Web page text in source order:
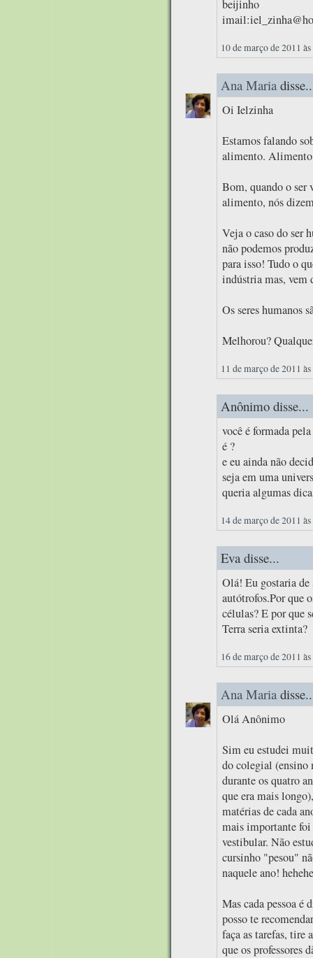
beijinho
10 de março de 2011
Ana Maria
Oi Ielzinha
Estamos falando
alimento. Alimento
Bom, quando o ser
alimento, nós
Veja o caso do ser
não podemos
para isso! Tudo o
indústria mas, vem
Os seres humanos
Melhorou?
11 de março de 2011
Anônimo disse...
você é formada
é ?
e eu ainda não
seja em uma
queria algumas
14 de março de 2011
Eva disse...
Olá! Eu gostaria
autótrofos.Por que
células? E por que
Terra seria extinta?
16 de março de 2011
Ana Maria
Olá Anônimo
Sim eu estudei
do colegial (ensino
durante os quatro
que era mais
matérias de cada
mais importante foi
vestibular. Não
cursinho "pesou"
naquele ano! hehehe
Mas cada pessoa
posso te
faça as tarefas, tire
que os professores